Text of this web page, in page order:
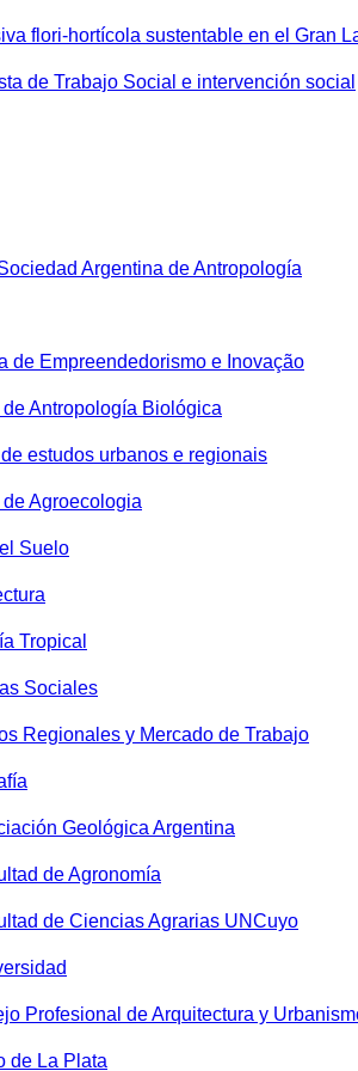
flori-hortícola sustentable en el Gran
de Trabajo Social e intervención social
Argentina de Antropología
de Empreendedorismo e Inovação
Antropología Biológica
estudos urbanos e regionais
Agroecologia
Suelo
Tropical
Sociales
Regionales y Mercado de Trabajo
Geológica Argentina
de Agronomía
de Ciencias Agrarias UNCuyo
Profesional de Arquitectura y
de La Plata